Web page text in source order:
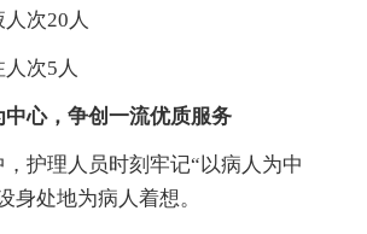
次20人
次5人
心，争创一流优质服务
护理人员时刻牢记“以病人为中
身处地为病人着想。